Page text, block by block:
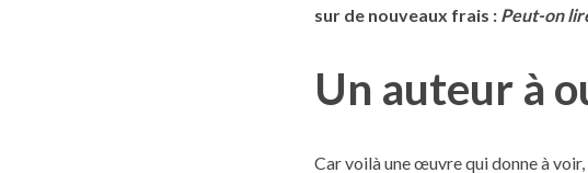
sur de nouveaux frais : Peut-on
Un auteur à
Car voilà une œuvre qui donne à